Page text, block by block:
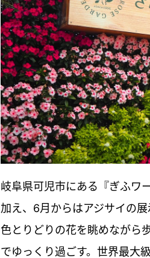
岐阜県可児市にある『ぎふワ
加え、6月からはアジサイの展
色とりどりの花を眺めながら
でゆっくり過ごす。世界最大